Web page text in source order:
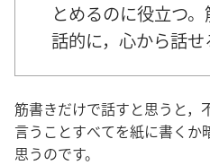
とめるのに役立つ
話的に，心から話せ
筋書きだけで話すと思うと，
言うことすべてを紙に書くか
思うのです。